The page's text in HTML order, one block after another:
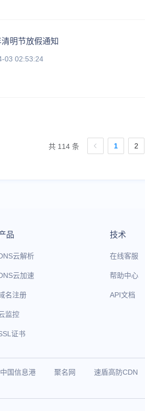
明节放假通知
03 02:53:24
共 114 条 1 2
品
云解析
云加速
名注册
监控
证书
技术
在线客服
帮助中心
API文档
中国信息港 聚名网 速盾高防CDN